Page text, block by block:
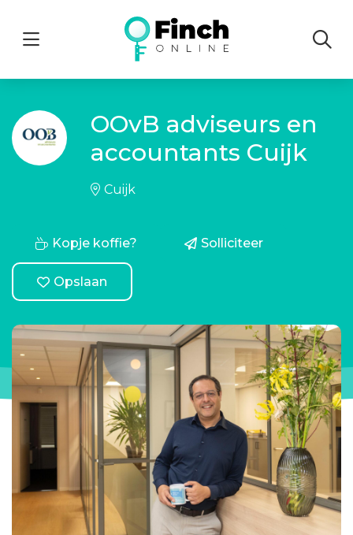
Menu
OOvB adviseurs en
accountants Cuijk
Cuijk
Opslaan
Kopje koffie? Solliciteer